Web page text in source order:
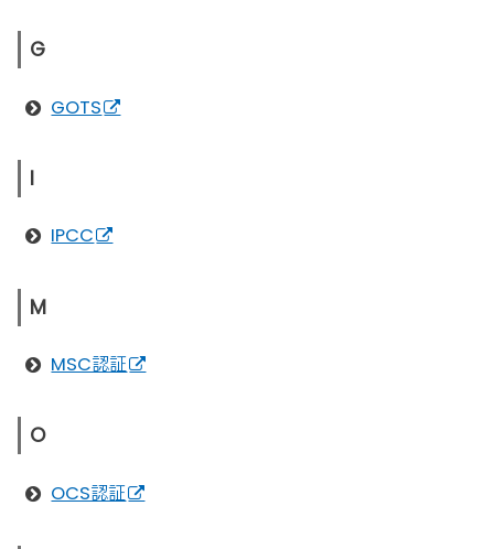
G
GOTS
I
IPCC
M
MSC認証
O
OCS認証